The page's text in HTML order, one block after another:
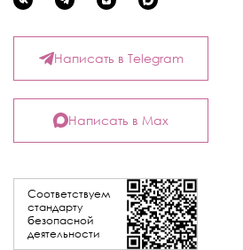
Соответствуем
стандарту
безопасной
деятельности
Написать в Telegram
Написать в Max